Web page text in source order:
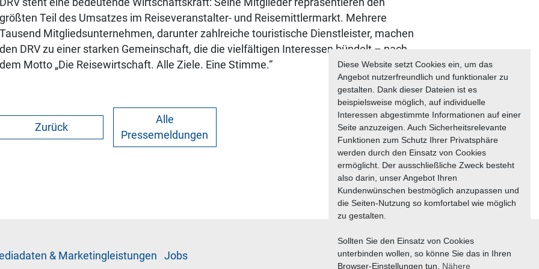
Diese Website setzt Cookies ein, um das
Angebot nutzerfreundlich und funktionaler zu
gestalten. Dank dieser Dateien ist es
beispielsweise möglich, auf individuelle
Interessen abgestimmte Informationen auf einer
Seite anzuzeigen. Auch Sicherheitsrelevante
Funktionen zum Schutz Ihrer Privatsphäre
werden durch den Einsatz von Cookies
ermöglicht. Der ausschließliche Zweck besteht
also darin, unser Angebot Ihren
Kundenwünschen bestmöglich anzupassen und
die Seiten-Nutzung so komfortabel wie möglich
zu gestalten.
Sollten Sie den Einsatz von Cookies
unterbinden wollen, so könne Sie das in Ihren
Browser-Einstellungen tun. Nähere
DRV steht eine bedeutende Wirtschaftskraft: Seine Mitglieder repräsentieren den
größten Teil des Umsatzes im Reiseveranstalter- und Reisemittlermarkt. Mehrere
Tausend Mitgliedsunternehmen, darunter zahlreiche touristische Dienstleister, machen
den DRV zu einer starken Gemeinschaft, die die vielfältigen Interessen bündelt – nach
dem Motto „Die Reisewirtschaft. Alle Ziele. Eine Stimme.“
Zurück
Alle
Pressemeldungen
& Mar­ke­ting­leis­tun­gen Jobs